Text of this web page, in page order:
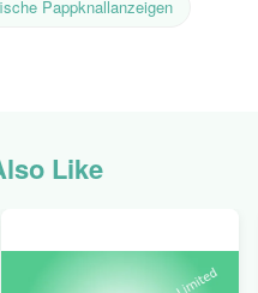
Pappknallanzeigen
Like